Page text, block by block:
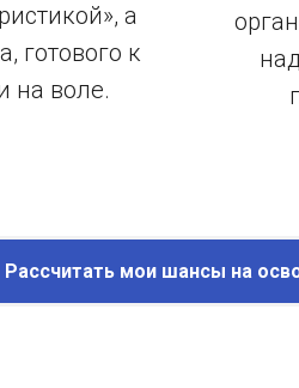
а
готового к
на воле.
Рассчитать мои шансы на